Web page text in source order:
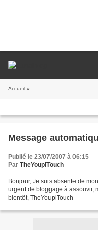
Accueil »
Message
Publié le 23/07/2007 à 06:15
Par TheYoupiTouch
Bonjour, Je suis absente de
urgent de bloggage à assouvir,
bientôt, TheYoupiTouch